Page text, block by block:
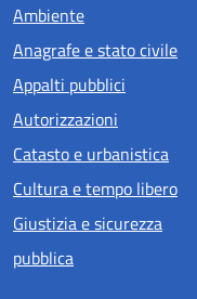
Ambiente
Anagrafe e stato civile
Appalti pubblici
Autorizzazioni
Catasto e urbanistica
Cultura e tempo libero
Giustizia e sicurezza
pubblica